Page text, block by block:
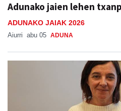
Adunako jaien lehen
ADUNAKO JAIAK 2026
Aiurri abu 05 ADUNA